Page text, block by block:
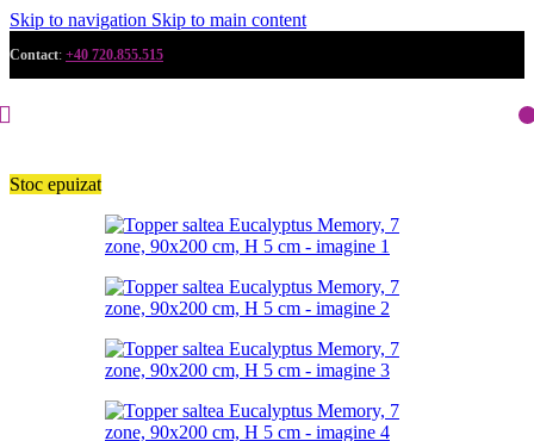
Skip to navigation Skip to main content
Contact: +40 720.855.515
Stoc epuizat